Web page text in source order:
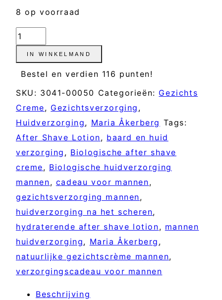
8 op voorraad
After
Shave
Lotion
MARIA
ÅKERBERG
aantal
IN WINKELMAND
Bestel en verdien 116 punten!
SKU: 3041-00050 Categorieën: Gezichts
Creme, Gezichtsverzorging ,
Huidverzorging, Maria Åkerberg Tags:
After Shave Lotion, baard en huid
verzorging , Biologische after shave
creme, Biologische huidverzorging
mannen, cadeau voor mannen,
gezichtsverzorging mannen,
huidverzorging na het scheren,
hydraterende after shave lotion, mannen
huidverzorging, Maria Åkerberg ,
natuurlijke gezichtscrème mannen,
verzorgingscadeau voor mannen
Beschrijving